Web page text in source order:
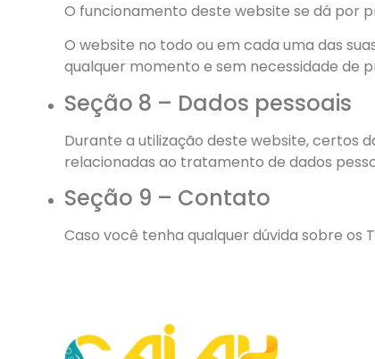
O funcionamento deste website se dá por
O website no todo ou em cada uma das
qualquer momento e sem necessidade de
Seção 8 – Dados pessoais
Durante a utilização deste website, certos
relacionadas ao tratamento de dados
Seção 9 – Contato
Caso você tenha qualquer dúvida sobre